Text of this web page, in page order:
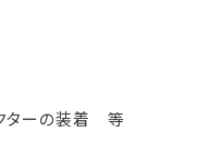
ターの装着 等